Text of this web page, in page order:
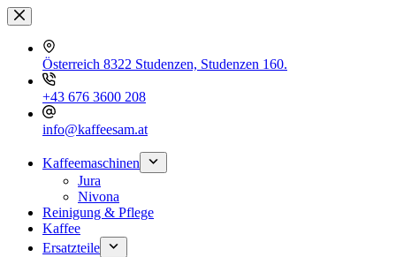
Zum
Inhalt
springen
Österreich 8322 Studenzen, Studenzen 160.
+43 676 3600 208
info@kaffeesam.at
Kaffeemaschinen
Jura
Nivona
Reinigung & Pflege
Kaffee
Ersatzteile